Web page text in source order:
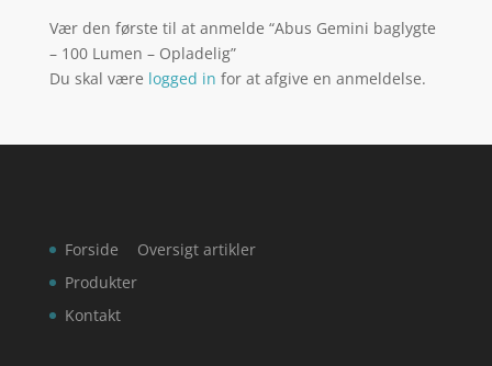
Vær den første til at anmelde “Abus Gemini baglygte
– 100 Lumen – Opladelig”
Du skal være logged in for at afgive en anmeldelse.
Forside
Produkter
Kontakt
Oversigt artikler